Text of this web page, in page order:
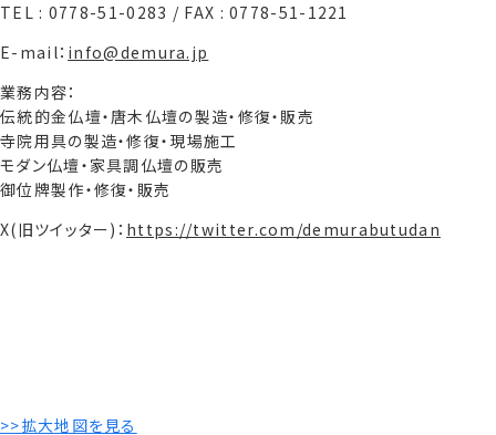
TEL : 0778-51-0283 / FAX : 0778-51-1221
E-mail： info@demura.jp
業務内容：
伝統的金仏壇・唐木仏壇の製造・修復・販売
寺院用具の製造・修復・現場施工
モダン仏壇・家具調仏壇の販売
御位牌製作・修復・販売
X(旧ツイッター)： https://twitter.com/demurabutudan
>>拡大地図を見る